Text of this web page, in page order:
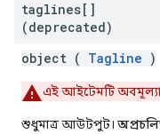
taglines[]
(deprecated)
object ( Tagline )
এই আইটেমটি
শুধুমাত্র আউটপুট।